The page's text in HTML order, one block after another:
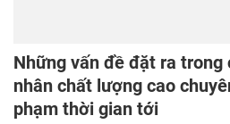
Những vấn đề đặt ra
nhân chất lượng cao
phạm thời gian tới